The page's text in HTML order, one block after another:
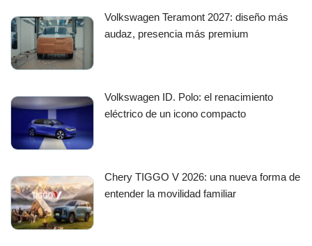
Volkswagen Teramont 2027: diseño más
audaz, presencia más premium
Volkswagen ID. Polo: el renacimiento
eléctrico de un icono compacto
Chery TIGGO V 2026: una nueva forma de
entender la movilidad familiar